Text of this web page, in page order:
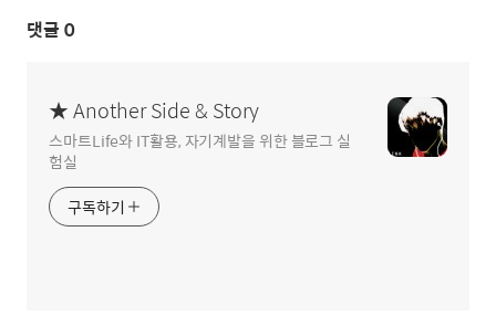
댓글 0
★ Another Side & Story
스마트Life와 IT활용, 자기계발을 위한 블로그 실
험실
구독하기